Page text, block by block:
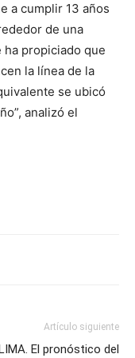
a cumplir 13 años
de una
ha propiciado que
la línea de la
se ubicó
analizó el
Artículo siguiente
El pronóstico del